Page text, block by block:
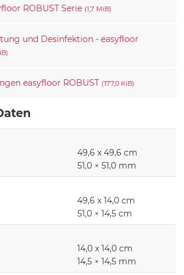
ROBUST Serie (1,7 MiB)
und Desinfektion - easyfloor
easyfloor ROBUST (177,0 KiB)
49,6 x 49,6 cm
51,0 × 51,0 mm
49,6 x 14,0 cm
51,0 × 14,5 cm
14,0 x 14,0 cm
14,5 × 14,5 mm